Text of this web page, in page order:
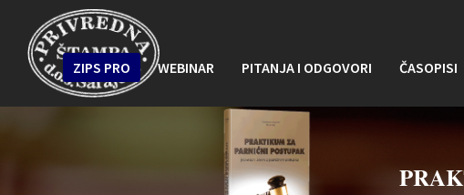
ZIPS PRO WEBINAR PITANJA I ODGOVORI ČASOPISI